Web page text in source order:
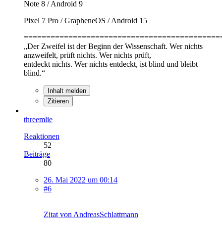
Note 8 / Android 9
Pixel 7 Pro / GrapheneOS / Android 15
„Der Zweifel ist der Beginn der Wissenschaft. Wer nichts
anzweifelt, prüft nichts. Wer nichts prüft,
entdeckt nichts. Wer nichts entdeckt, ist blind und bleibt
blind.“
Inhalt melden
Zitieren
threemlie
Reaktionen
52
Beiträge
80
26. Mai 2022 um 00:14
#6
Zitat von AndreasSchlattmann